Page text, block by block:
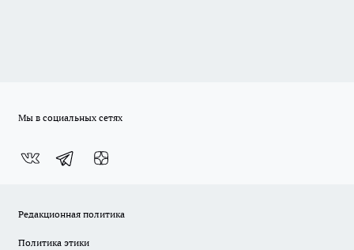
Мы в социальных сетях
Редакционная политика
Политика этики